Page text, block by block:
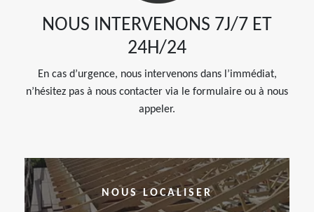
NOUS INTERVENONS 7J/7 ET
24H/24
En cas d’urgence, nous intervenons dans l’immédiat,
n’hésitez pas à nous contacter via le formulaire ou à nous
appeler.
NOUS LOCALISER